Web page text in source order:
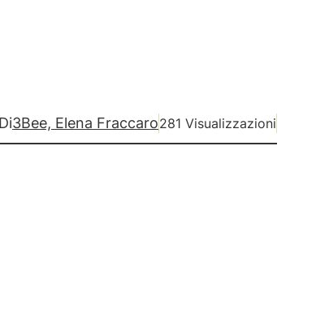
Di3Bee, Elena Fraccaro281 Visualizzazioni